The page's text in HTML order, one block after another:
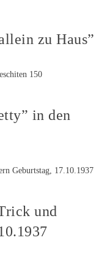
zu Haus”
in den
und